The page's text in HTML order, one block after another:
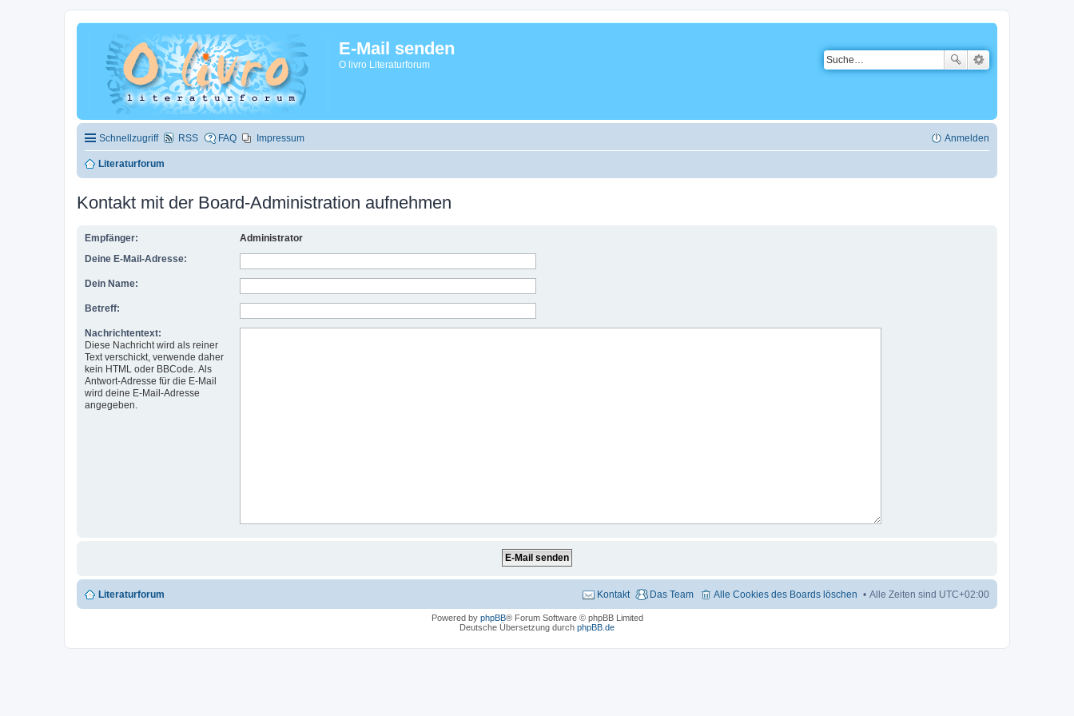
E-Mail senden
O livro Literaturforum
Schnellzugriff RSS FAQ Impressum Anmelden
Literaturforum
Kontakt mit der Board-Administration aufnehmen
Empfänger:
Administrator
Deine E-Mail-Adresse:
Dein Name:
Betreff:
Nachrichtentext:
Diese Nachricht wird als reiner
Text verschickt, verwende daher
kein HTML oder BBCode. Als
Antwort-Adresse für die E-Mail
wird deine E-Mail-Adresse
angegeben.
Literaturforum Alle Zeiten sind UTC+02:00
Alle Cookies des Boards löschen
Das Team
Kontakt
Powered by phpBB® Forum Software © phpBB Limited
Deutsche Übersetzung durch phpBB.de